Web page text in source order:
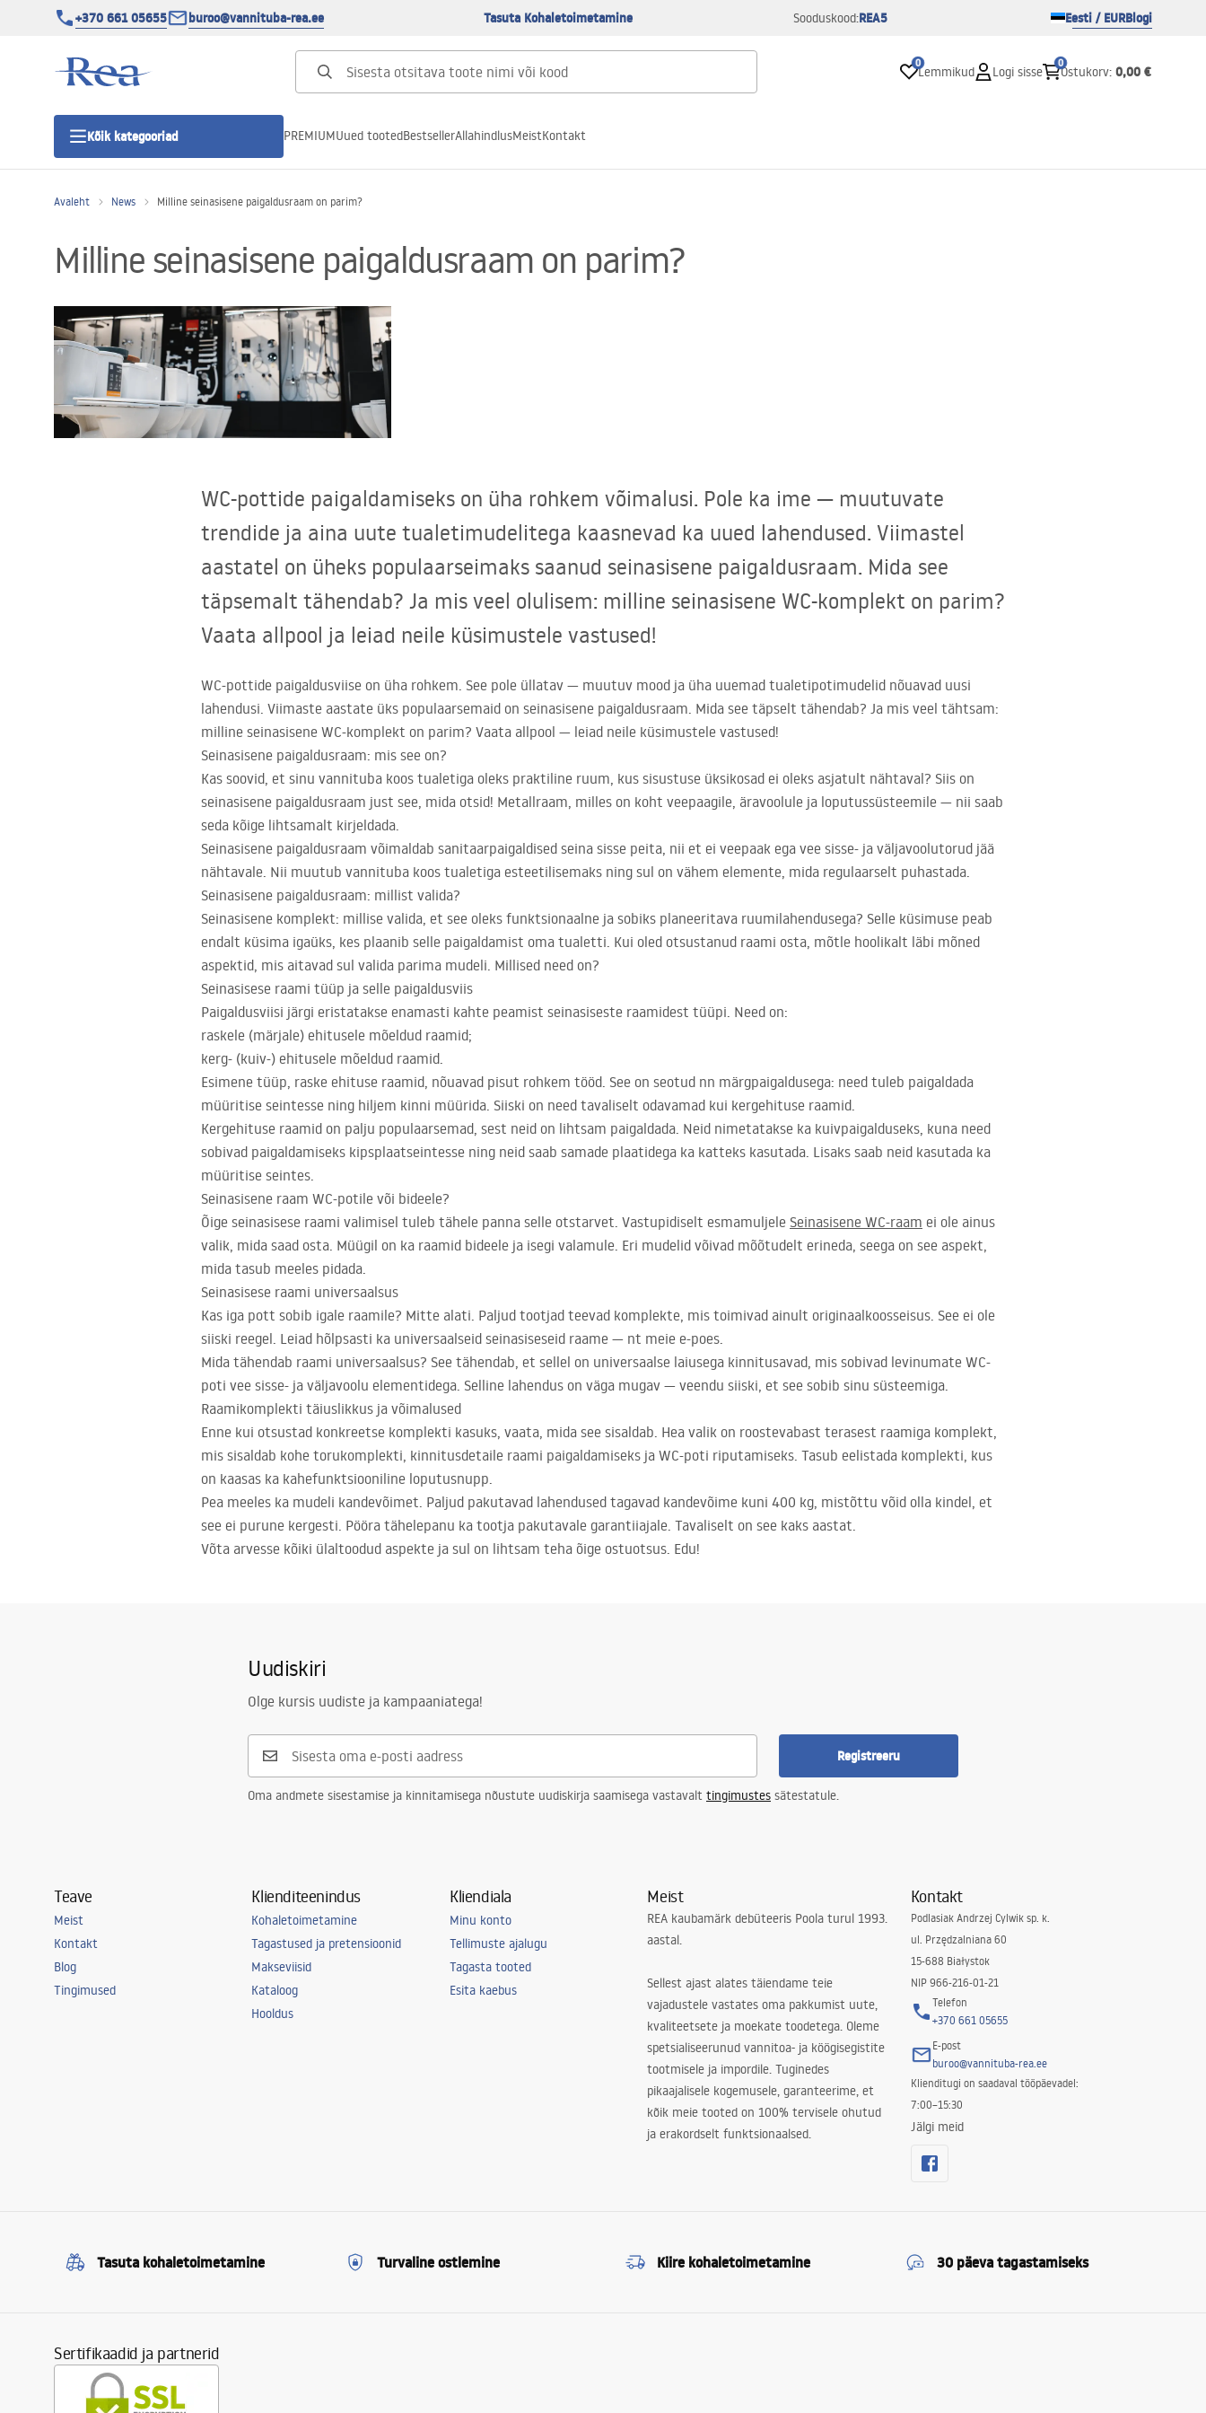
+370 661 05655 buroo@vannituba-rea.ee Tasuta Kohaletoimetamine Sooduskood:REA5 Eesti / EURBlogi
0
Lemmikud Logi sisse
0
Ostukorv: 0,00 €
Kõik kategooriad
Duši uks
Vannitoa dušialused
Lineaarne duši äravool
Tualettruumid
Vannid ja ekraanid
PREMIUMUued tootedBestsellerAllahindlusMeistKontakt
Avaleht News Milline seinasisene paigaldusraam on parim?
Milline seinasisene paigaldusraam on parim?
WC-pottide paigaldamiseks on üha rohkem võimalusi. Pole ka ime — muutuvate
trendide ja aina uute tualetimudelitega kaasnevad ka uued lahendused. Viimastel
aastatel on üheks populaarseimaks saanud seinasisene paigaldusraam. Mida see
täpsemalt tähendab? Ja mis veel olulisem: milline seinasisene WC-komplekt on parim?
Vaata allpool ja leiad neile küsimustele vastused!
WC-pottide paigaldusviise on üha rohkem. See pole üllatav — muutuv mood ja üha uuemad tualetipotimudelid nõuavad uusi
lahendusi. Viimaste aastate üks populaarsemaid on seinasisene paigaldusraam. Mida see täpselt tähendab? Ja mis veel tähtsam:
milline seinasisene WC-komplekt on parim? Vaata allpool — leiad neile küsimustele vastused!
Seinasisene paigaldusraam: mis see on?
Kas soovid, et sinu vannituba koos tualetiga oleks praktiline ruum, kus sisustuse üksikosad ei oleks asjatult nähtaval? Siis on
seinasisene paigaldusraam just see, mida otsid! Metallraam, milles on koht veepaagile, äravoolule ja loputussüsteemile — nii saab
seda kõige lihtsamalt kirjeldada.
Seinasisene paigaldusraam võimaldab sanitaarpaigaldised seina sisse peita, nii et ei veepaak ega vee sisse- ja väljavoolutorud jää
nähtavale. Nii muutub vannituba koos tualetiga esteetilisemaks ning sul on vähem elemente, mida regulaarselt puhastada.
Seinasisene paigaldusraam: millist valida?
Seinasisene komplekt: millise valida, et see oleks funktsionaalne ja sobiks planeeritava ruumilahendusega? Selle küsimuse peab
endalt küsima igaüks, kes plaanib selle paigaldamist oma tualetti. Kui oled otsustanud raami osta, mõtle hoolikalt läbi mõned
aspektid, mis aitavad sul valida parima mudeli. Millised need on?
Seinasisese raami tüüp ja selle paigaldusviis
Paigaldusviisi järgi eristatakse enamasti kahte peamist seinasiseste raamidest tüüpi. Need on:
raskele (märjale) ehitusele mõeldud raamid;
kerg- (kuiv-) ehitusele mõeldud raamid.
Esimene tüüp, raske ehituse raamid, nõuavad pisut rohkem tööd. See on seotud nn märgpaigaldusega: need tuleb paigaldada
müüritise seintesse ning hiljem kinni müürida. Siiski on need tavaliselt odavamad kui kergehituse raamid.
Kergehituse raamid on palju populaarsemad, sest neid on lihtsam paigaldada. Neid nimetatakse ka kuivpaigalduseks, kuna need
sobivad paigaldamiseks kipsplaatseintesse ning neid saab samade plaatidega ka katteks kasutada. Lisaks saab neid kasutada ka
müüritise seintes.
Seinasisene raam WC-potile või bideele?
Õige seinasisese raami valimisel tuleb tähele panna selle otstarvet. Vastu­pidiselt esmamuljele Seinasisene WC-raam ei ole ainus
valik, mida saad osta. Müügil on ka raamid bideele ja isegi valamule. Eri mudelid võivad mõõtudelt erineda, seega on see aspekt,
mida tasub meeles pidada.
Seinasisese raami universaalsus
Kas iga pott sobib igale raamile? Mitte alati. Paljud tootjad teevad komplekte, mis toimivad ainult originaalkoosseisus. See ei ole
siiski reegel. Leiad hõlpsasti ka universaalseid seinasiseseid raame — nt meie e-poes.
Mida tähendab raami universaalsus? See tähendab, et sellel on universaalse laiusega kinnitusavad, mis sobivad levinumate WC-
poti vee sisse- ja väljavoolu elementidega. Selline lahendus on väga mugav — veendu siiski, et see sobib sinu süsteemiga.
Raamikomplekti täiuslikkus ja võimalused
Enne kui otsustad konkreetse komplekti kasuks, vaata, mida see sisaldab. Hea valik on roostevabast terasest raamiga komplekt,
mis sisaldab kohe torukomplekti, kinnitusdetaile raami paigaldamiseks ja WC-poti riputamiseks. Tasub eelistada komplekti, kus
on kaasas ka kahefunktsiooniline loputusnupp.
Pea meeles ka mudeli kandevõimet. Paljud pakutavad lahendused tagavad kandevõime kuni 400 kg, mistõttu võid olla kindel, et
see ei purune kergesti. Pööra tähelepanu ka tootja pakutavale garantiiajale. Tavaliselt on see kaks aastat.
Võta arvesse kõiki ülaltoodud aspekte ja sul on lihtsam teha õige ostuotsus. Edu!
Uudiskiri
Olge kursis uudiste ja kampaaniatega!
Registreeru
Oma andmete sisestamise ja kinnitamisega nõustute uudiskirja saamisega vastavalt tingimustes sätestatule.
Teave
Meist
Kontakt
Blog
Tingimused
Klienditeenindus
Kohaletoimetamine
Tagastused ja pretensioonid
Makseviisid
Kataloog
Hooldus
Kliendiala
Minu konto
Tellimuste ajalugu
Tagasta tooted
Esita kaebus
Meist
REA kaubamärk debüteeris Poola turul 1993.
aastal.
Sellest ajast alates täiendame teie
vajadustele vastates oma pakkumist uute,
kvaliteetsete ja moekate toodetega. Oleme
spetsialiseerunud vannitoa- ja köögisegistite
tootmisele ja impordile. Tuginedes
pikaajalisele kogemusele, garanteerime, et
kõik meie tooted on 100% tervisele ohutud
ja erakordselt funktsionaalsed.
Kontakt
Podlasiak Andrzej Cylwik sp. k.
ul. Przędzalniana 60
15-688 Białystok
NIP 966-216-01-21
Telefon
+370 661 05655
E-post
buroo@vannituba-rea.ee
Klienditugi on saadaval tööpäevadel:
7:00–15:30
Jälgi meid
Tasuta kohaletoimetamine Turvaline ostlemine Kiire kohaletoimetamine 30 päeva tagastamiseks
Sertifikaadid ja partnerid